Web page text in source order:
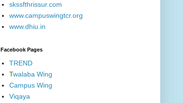
skssfthrissur.com
www.campuswingtcr.org
www.dhiu.in
Facebook Pages
TREND
Twalaba Wing
Campus Wing
Viqaya